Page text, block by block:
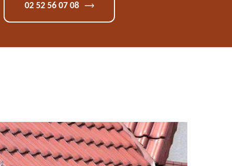
02 52 56 07 08